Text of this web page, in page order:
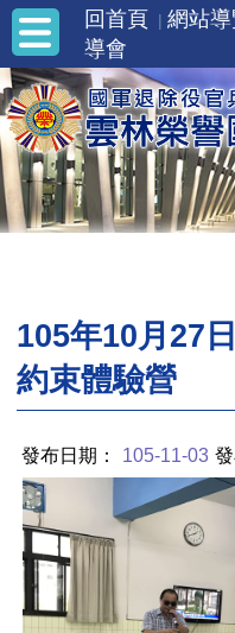
回首頁 網站導
導會
105年10月27
約束體驗營
發布日期： 105-11-03